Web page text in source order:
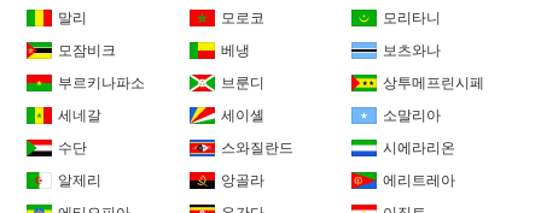
말리
모로코
모리타니
모잠비크
베냉
보츠와나
부르키나파소
브룬디
상투메프린시페
세네갈
세이셸
소말리아
수단
스와질란드
시에라리온
알제리
앙골라
에리트레아